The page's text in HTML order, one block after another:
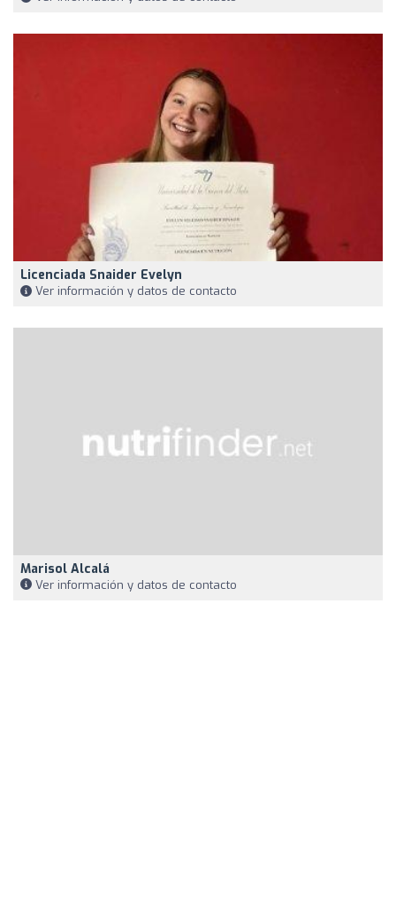
Licenciada Snaider Evelyn
Ver información y datos de contacto
Marisol Alcalá
Ver información y datos de contacto